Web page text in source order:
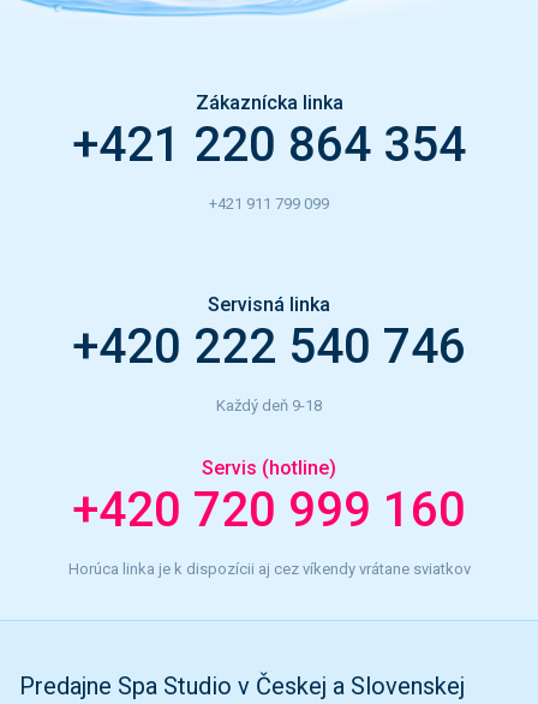
Zákaznícka linka
+421 220 864 354
+421 911 799 099
Servisná linka
+420 222 540 746
Každý deň 9-18
Servis (hotline)
+420 720 999 160
Horúca linka je k dispozícii aj cez víkendy vrátane sviatkov
Predajne Spa Studio v Českej a Slovenskej